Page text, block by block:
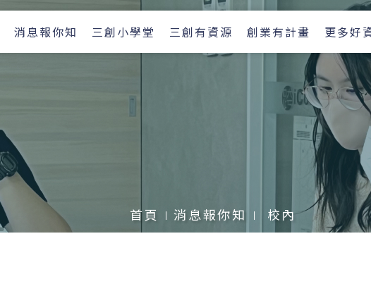
消息報你知 三創小學堂 三創有資源 創業有計畫 更多好
首頁 消息報你知 校內